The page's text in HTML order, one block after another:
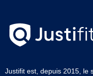
Justifit est, depuis 2015, le